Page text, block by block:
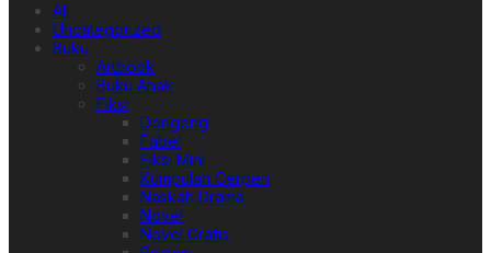
All
Uncategorized
Buku
Artbook
Buku Anak
Fiksi
Dongeng
Fabel
Fiksi Mini
Kumpulan Cerpen
Naskah Drama
Novel
Novel Grafis